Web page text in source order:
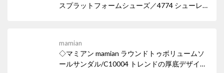
スプラットフォームシューズ／4774 シューレ
トゥ厚底ローファー。
mamian
◇マミアン mamian ラウンドトゥボリュームソ
ールサンダル/C10004 トレンドの厚底デザイン